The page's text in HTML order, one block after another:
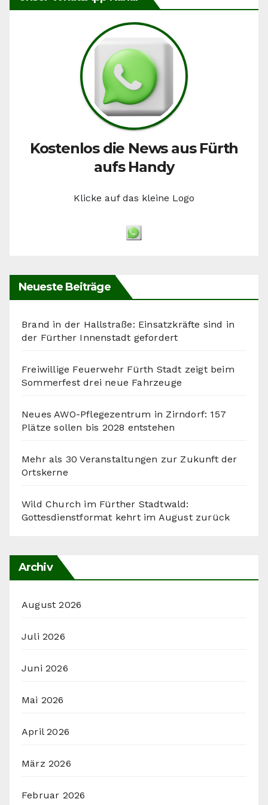
Kostenlos die News aus Fürth
aufs Handy
Klicke auf das kleine Logo
Neueste Beiträge
Brand in der Hallstraße: Einsatzkräfte sind in
der Fürther Innenstadt gefordert
Freiwillige Feuerwehr Fürth Stadt zeigt beim
Sommerfest drei neue Fahrzeuge
Neues AWO-Pflegezentrum in Zirndorf: 157
Plätze sollen bis 2028 entstehen
Mehr als 30 Veranstaltungen zur Zukunft der
Ortskerne
Wild Church im Fürther Stadtwald:
Gottesdienstformat kehrt im August zurück
Archiv
August 2026
Juli 2026
Juni 2026
Mai 2026
April 2026
März 2026
Februar 2026